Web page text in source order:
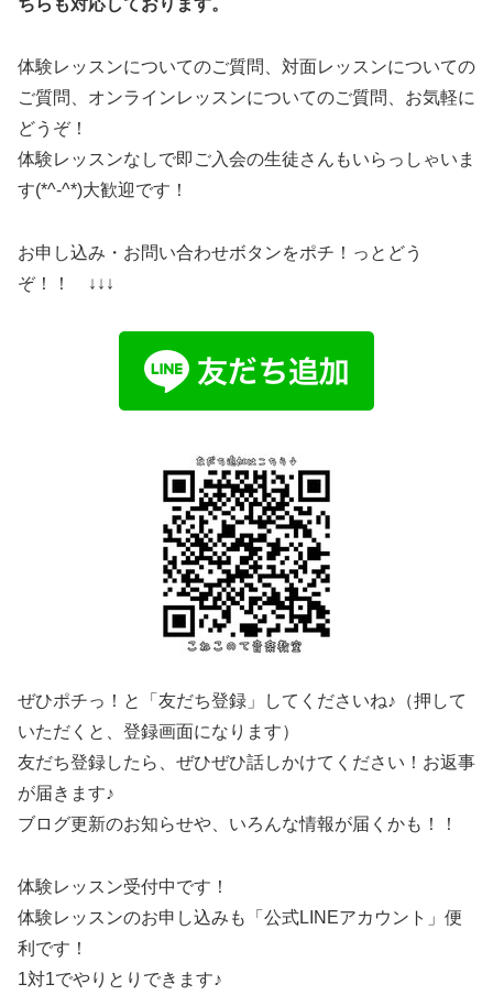
ちらも対応しております。
体験レッスンについてのご質問、対面レッスンについての
ご質問、オンラインレッスンについてのご質問、お気軽に
どうぞ！
体験レッスンなしで即ご入会の生徒さんもいらっしゃいま
す(*^-^*)大歓迎です！
お申し込み・お問い合わせボタンをポチ！っとどう
ぞ！！ ↓↓↓
ぜひポチっ！と「友だち登録」してくださいね♪（押して
いただくと、登録画面になります）
友だち登録したら、ぜひぜひ話しかけてください！お返事
が届きます♪
ブログ更新のお知らせや、いろんな情報が届くかも！！
体験レッスン受付中です！
体験レッスンのお申し込みも「公式LINEアカウント」便
利です！
1対1でやりとりできます♪